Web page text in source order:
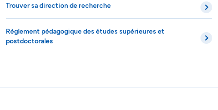
Trouver sa direction de recherche
Règlement pédagogique des études supérieures et
postdoctorales